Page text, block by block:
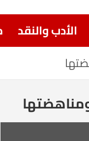
الأدب والنقد